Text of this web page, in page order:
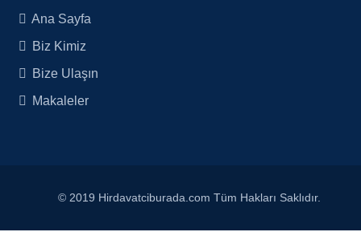
Ana Sayfa
Biz Kimiz
Bize Ulaşın
Makaleler
© 2019 Hirdavatciburada.com Tüm Hakları Saklıdır.